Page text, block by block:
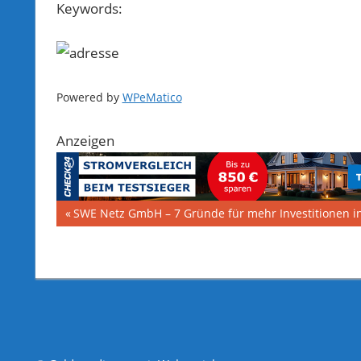
Keywords:
Powered by WPeMatico
Anzeigen
Beitragsnavigation
Vorheriger
Beitrag:
SWE Netz GmbH – 7 Gründe für mehr Investitionen